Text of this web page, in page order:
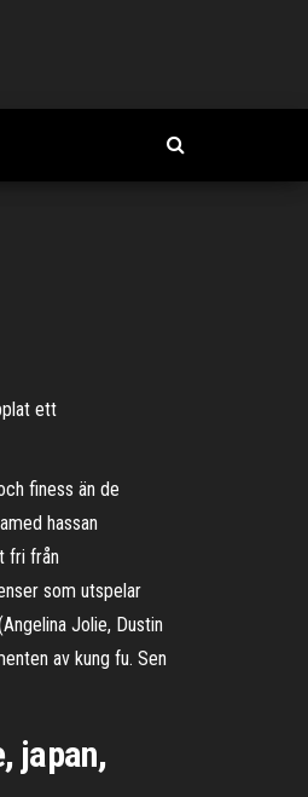
ett
finess än de
hassan
fri från
som utspelar
Jolie, Dustin
av kung fu. Sen
japan,